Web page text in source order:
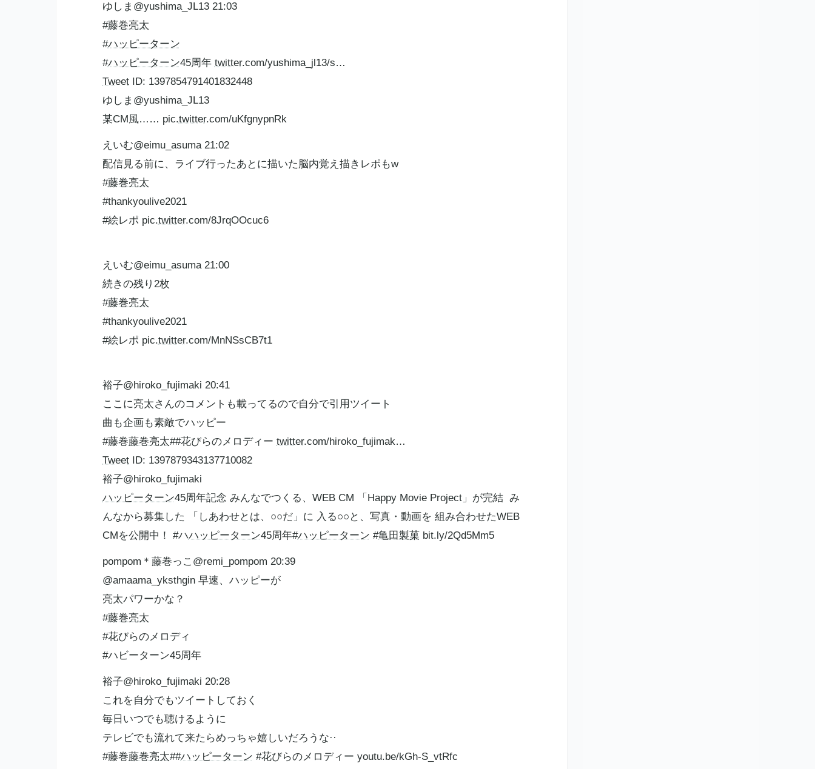
ゆしま@yushima_JL13 21:03
#藤巻亮太
#ハッピーターン
#ハッピーターン45周年 twitter.com/yushima_jl13/s…
TweetID: 1397854791401832448
ゆしま@yushima_JL13
某CM風…… pic.twitter.com/uKfgnypnRk
えいむ@eimu_asuma 21:02
配信見る前に、ライブ行ったあとに描いた脳内覚え描きレポもw
#藤巻亮太
#thankyoulive2021
#絵レポ pic.twitter.com/8JrqOOcuc6
えいむ@eimu_asuma 21:00
続きの残り2枚
#藤巻亮太
#thankyoulive2021
#絵レポ pic.twitter.com/MnNSsCB7t1
裕子@hiroko_fujimaki 20:41
ここに亮太さんのコメントも載ってるので自分で引用ツイート
曲も企画も素敵でハッピー
#藤巻藤巻亮太##花びらのメロディー twitter.com/hiroko_fujimak…
TweetID: 1397879343137710082
裕子@hiroko_fujimaki
ハッピーターン45周年記念 みんなでつくる、WEB CM 「Happy Movie Project」が完結 ​ み
んなから募集した 「しあわせとは、○○だ」に 入る○○と、写真・動画を 組み合わせたWEB
CMを公開中！ #ハハッピーターン45周年#ハッピーターン #亀田製菓​bit.ly/2Qd5Mm5
pompom＊藤巻っこ@remi_pompom 20:39
@amaama_yksthgin 早速、ハッピーが
亮太パワーかな？
#藤巻亮太
#花びらのメロディ
#ハビーターン45周年
裕子@hiroko_fujimaki 20:28
これを自分でもツイートしておく
毎日いつでも聴けるように
テレビでも流れて来たらめっちゃ嬉しいだろうな··
#藤巻藤巻亮太##ハッピーターン #花びらのメロディー youtu.be/kGh-S_vtRfc